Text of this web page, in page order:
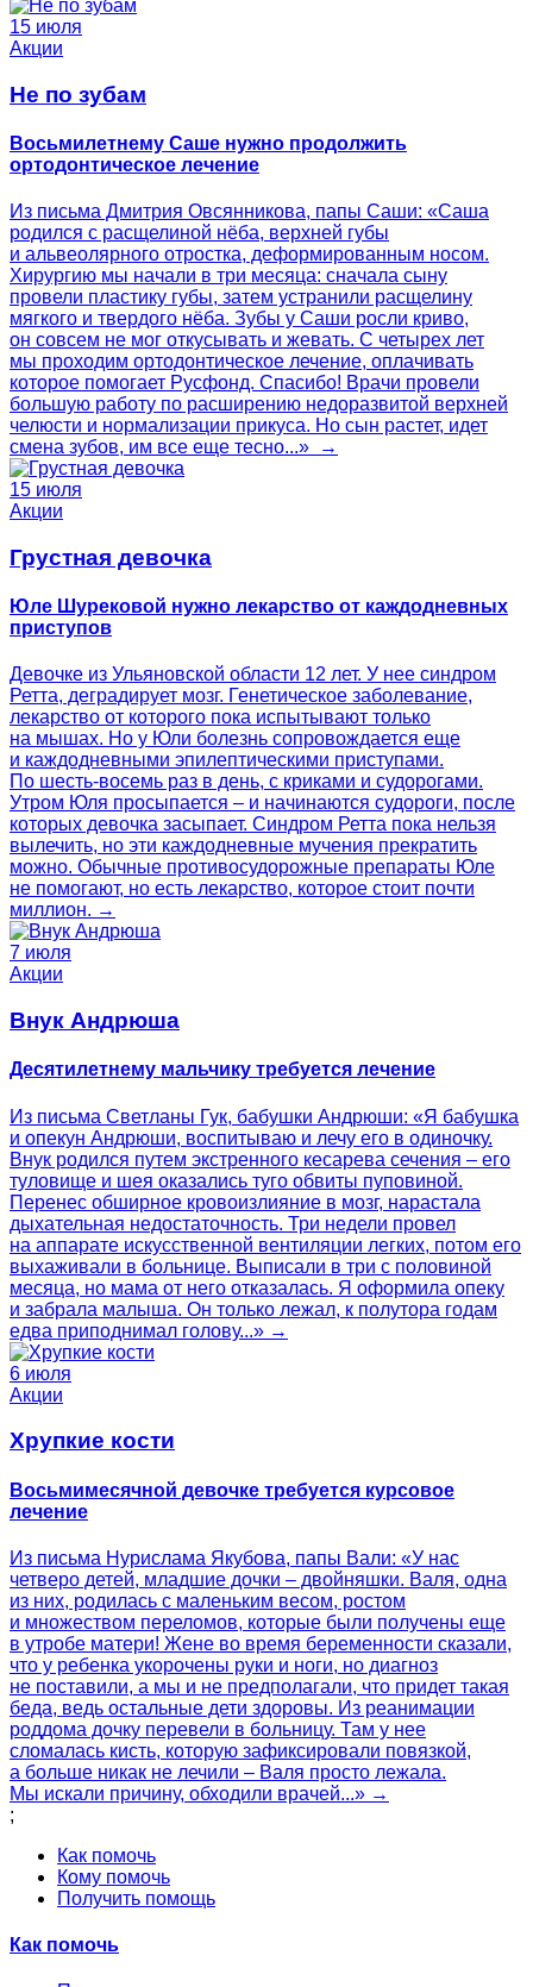
15 июля
Акции
Не по зубам
Восьмилетнему Саше нужно продолжить
ортодонтическое лечение
Из письма Дмитрия Овсянникова, папы Саши: «Саша
родился с расщелиной нёба, верхней губы
и альвеолярного отростка, деформированным носом.
Хирургию мы начали в три месяца: сначала сыну
провели пластику губы, затем устранили расщелину
мягкого и твердого нёба. Зубы у Саши росли криво,
он совсем не мог откусывать и жевать. С четырех лет
мы проходим ортодонтическое лечение, оплачивать
которое помогает Русфонд. Спасибо! Врачи провели
большую работу по расширению недоразвитой верхней
челюсти и нормализации прикуса. Но сын растет, идет
смена зубов, им все еще тесно...» →
15 июля
Акции
Грустная девочка
Юле Шурековой нужно лекарство от каждодневных
приступов
Девочке из Ульяновской области 12 лет. У нее синдром
Ретта, деградирует мозг. Генетическое заболевание,
лекарство от которого пока испытывают только
на мышах. Но у Юли болезнь сопровождается еще
и каждодневными эпилептическими приступами.
По шесть-восемь раз в день, с криками и судорогами.
Утром Юля просыпается – и начинаются судороги, после
которых девочка засыпает. Синдром Ретта пока нельзя
вылечить, но эти каждодневные мучения прекратить
можно. Обычные противосудорожные препараты Юле
не помогают, но есть лекарство, которое стоит почти
миллион. →
7 июля
Акции
Внук Андрюша
Десятилетнему мальчику требуется лечение
Из письма Светланы Гук, бабушки Андрюши: «Я бабушка
и опекун Андрюши, воспитываю и лечу его в одиночку.
Внук родился путем экстренного кесарева сечения – его
туловище и шея оказались туго обвиты пуповиной.
Перенес обширное кровоизлияние в мозг, нарастала
дыхательная недостаточность. Три недели провел
на аппарате искусственной вентиляции легких, потом его
выхаживали в больнице. Выписали в три с половиной
месяца, но мама от него отказалась. Я оформила опеку
и забрала малыша. Он только лежал, к полутора годам
едва приподнимал голову...» →
6 июля
Акции
Хрупкие кости
Восьмимесячной девочке требуется курсовое
лечение
Из письма Нурислама Якубова, папы Вали: «У нас
четверо детей, младшие дочки – двойняшки. Валя, одна
из них, родилась с маленьким весом, ростом
и множеством переломов, которые были получены еще
в утробе матери! Жене во время беременности сказали,
что у ребенка укорочены руки и ноги, но диагноз
не поставили, а мы и не предполагали, что придет такая
беда, ведь остальные дети здоровы. Из реанимации
роддома дочку перевели в больницу. Там у нее
сломалась кисть, которую зафиксировали повязкой,
а больше никак не лечили – Валя просто лежала.
Мы искали причину, обходили врачей...» →
;
Как помочь
Кому помочь
Получить помощь
Как помочь